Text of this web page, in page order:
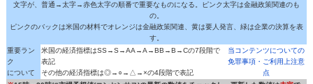
文字が、普通→太字→赤色太字の順番で重要なものになる。ピンク太字は金融政策関連のも
の。
ピンクのバックは米国の材料でオレンジは金融政策関連、黄は要人発言、緑は企業の決算を表
す。
重要ラン
ク
について
米国の経済指標はSS→S→AA→A→BB→B→Cの7段階で
表記
その他の経済指標は◎→○→△→×の4段階で表記
当コンテンツについての
免罪事項・ご利用上注意
点